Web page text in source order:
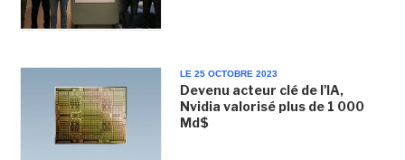
LE 25 OCTOBRE 2023
Devenu acteur clé de l'IA,
Nvidia valorisé plus de 1 000
Md$